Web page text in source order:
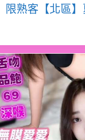
限熟客【北區